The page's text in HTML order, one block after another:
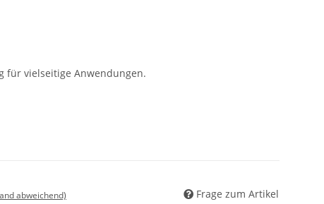
für vielseitige Anwendungen.
abweichend) Frage zum Artikel